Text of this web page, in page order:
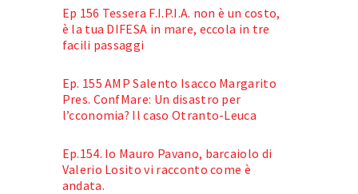
Ep 156 Tessera F.I.P.I.A. non è un costo,
è la tua DIFESA in mare, eccola in tre
facili passaggi
Ep. 155 AMP Salento Isacco Margarito
Pres. ConfMare: Un disastro per
l’cconomia? Il caso Otranto-Leuca
Ep.154. Io Mauro Pavano, barcaiolo di
Valerio Losito vi racconto come è
andata.